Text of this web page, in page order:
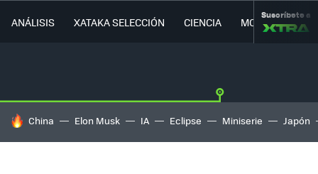
ANÁLISIS XATAKA SELECCIÓN CIENCIA MOVILIDAD
Suscríbete a
HOY SE HABLA DE
China Elon Musk IA Eclipse Miniserie Japón